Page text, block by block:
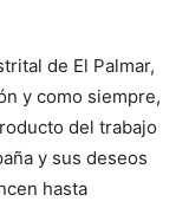
de El Palmar,
y como siempre,
del trabajo
y sus deseos
hasta